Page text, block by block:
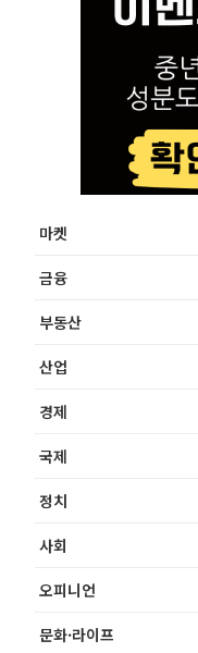
마켓
금융
부동산
산업
경제
국제
정치
사회
오피니언
문화·라이프